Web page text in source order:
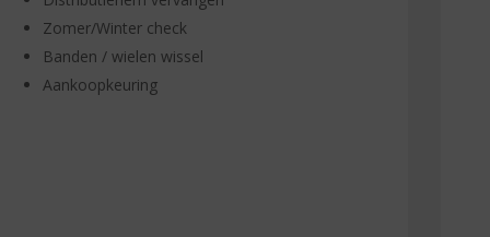
Zomer/Winter check
Banden / wielen wissel
Aankoopkeuring